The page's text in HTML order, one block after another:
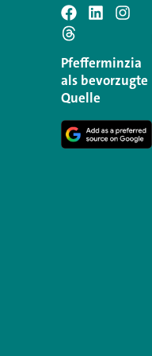
Pfefferminzia
als bevorzugte
Quelle